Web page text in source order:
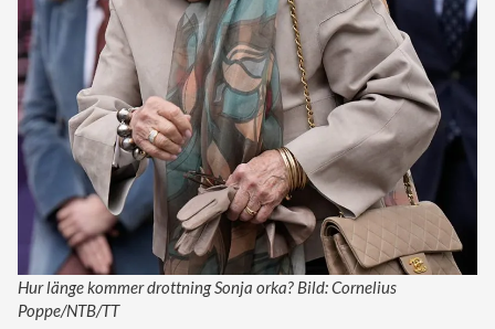
Hur länge kommer drottning Sonja orka? Bild: Cornelius
Poppe/NTB/TT